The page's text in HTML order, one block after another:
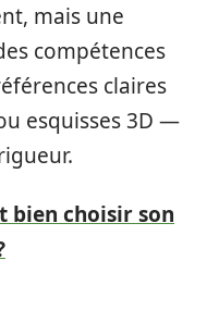
mais une
compétences
claires
esquisses 3D —
bien choisir son